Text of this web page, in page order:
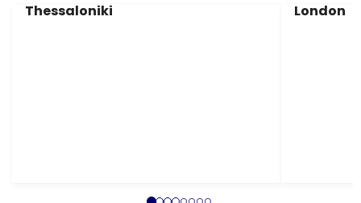
Thessaloniki
London